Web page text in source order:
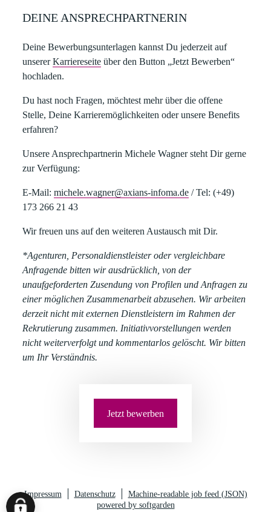
DEINE ANSPRECHPARTNERIN
Deine Bewerbungsunterlagen kannst Du jederzeit auf
unsererKarriereseite über den Button „Jetzt Bewerben“
hochladen.​
​Du hast noch Fragen, möchtest mehr über die offene
Stelle, Deine Karrieremöglichkeiten oder unsere Benefits
erfahren?​
Unsere AnsprechpartnerinMichele Wagnersteht Dir gerne
zur Verfügung:​
E-Mail:michele.wagner@axians-infoma.de /Tel:(+49)
173 266 21 43
Wir freuen uns auf den weiteren Austausch mit Dir.
*Agenturen, Personaldienstleister oder vergleichbare
Anfragende bitten wir ausdrücklich, von der
unaufgeforderten Zusendung von Profilen und Anfragen zu
einer möglichen Zusammenarbeit abzusehen. Wir arbeiten
derzeit nicht mit externen Dienstleistern im Rahmen der
Rekrutierung zusammen. Initiativvorstellungen werden
nicht weiterverfolgt und kommentarlos gelöscht. Wir bitten
um Ihr Verständnis.
Jetzt bewerben
Impressum Datenschutz
Machine-readable job feed (JSON)
powered by softgarden